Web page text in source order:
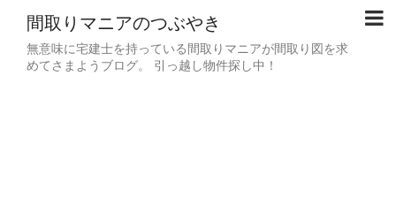
間取りマニアのつぶやき
無意味に宅建士を持っている間取りマニアが間取り図を求
めてさまようブログ。 引っ越し物件探し中！